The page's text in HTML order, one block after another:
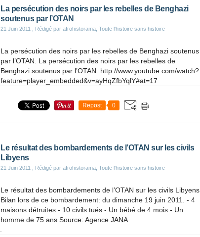
La persécution des noirs par les rebelles de Benghazi
soutenus par l’OTAN
21 Juin 2011 , Rédigé par afrohistorama, Toute l'histoire sans histoire
La persécution des noirs par les rebelles de Benghazi soutenus
par l’OTAN. La persécution des noirs par les rebelles de
Benghazi soutenus par l’OTAN. http://www.youtube.com/watch?
feature=player_embedded&v=ayHqZfbYqlY#at=17
Repost 0
Le résultat des bombardements de l’OTAN sur les civils
Libyens
21 Juin 2011 , Rédigé par afrohistorama, Toute l'histoire sans histoire
Le résultat des bombardements de l’OTAN sur les civils Libyens
Bilan lors de ce bombardement: du dimanche 19 juin 2011. - 4
maisons détruites - 10 civils tués - Un bébé de 4 mois - Un
homme de 75 ans Source: Agence JANA